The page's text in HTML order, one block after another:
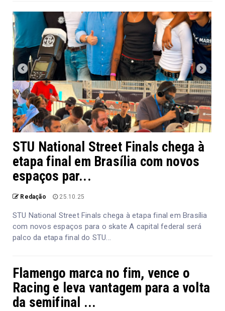
STU National Street Finals chega à
etapa final em Brasília com novos
espaços par...
Redação 25.10.25
STU National Street Finals chega à etapa final em Brasília
com novos espaços para o skate A capital federal será
palco da etapa final do STU...
Flamengo marca no fim, vence o
Racing e leva vantagem para a volta
da semifinal ...